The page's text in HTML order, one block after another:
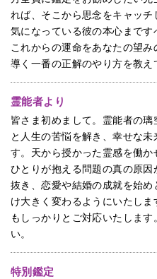
れば、そこから思念をキャッチ
気になっている彼の本心まで
これからの運命をあなたの望
導く一番の正解のやり方を教え
霊能者より
皆さま初めまして。霊能者の
と人生の苦悩を解き、幸せな
す。天から授かった霊感を働
ひとりが抱える問題の真の原
抜き、恋愛や結婚の成就を始
け大きく変わるようにいたし
もしっかりとご対応いたしま
い。
特別鑑定